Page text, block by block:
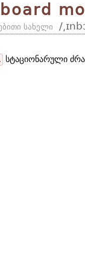
სახელი /
სტაციონარული